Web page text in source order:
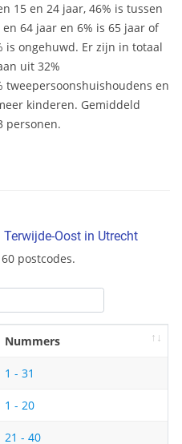
15 en 24 jaar, 46% is tussen
64 jaar en 6% is 65 jaar of
is ongehuwd. Er zijn in totaal
uit 32%
tweepersoonshuishoudens en
kinderen. Gemiddeld
personen.
Oost in Utrecht
postcodes.
Nummers
1 - 31
1 - 20
21 - 40